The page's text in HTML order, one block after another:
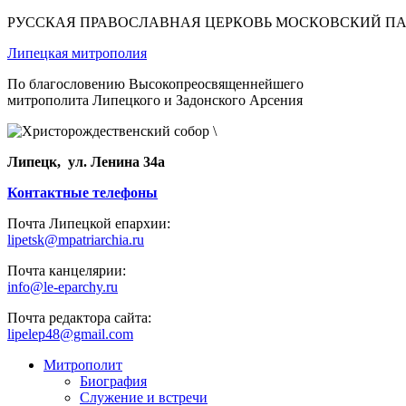
РУССКАЯ ПРАВОСЛАВНАЯ ЦЕРКОВЬ МОСКОВСКИЙ
Липецкая митрополия
По благословению Высокопреосвященнейшего
митрополита Липецкого и Задонского Арсения
Липецк, ул. Ленина 34а
Контактные телефоны
Почта Липецкой епархии:
lipetsk@mpatriarchia.ru
Почта канцелярии:
info@le-eparchy.ru
Почта редактора сайта:
lipelep48@gmail.com
Митрополит
Биография
Служение и встречи